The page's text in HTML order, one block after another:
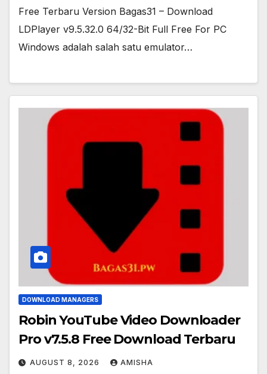
Free Terbaru Version Bagas31 – Download
LDPlayer v9.5.32.0 64/32-Bit Full Free For PC
Windows adalah salah satu emulator…
DOWNLOAD MANAGERS
Robin YouTube Video Downloader
Pro v7.5.8 Free Download Terbaru
AUGUST 8, 2026 AMISHA